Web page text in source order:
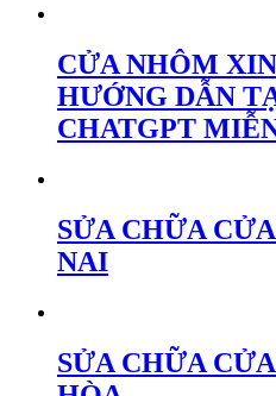
CỬA NHÔM
HƯỚNG DẪN
CHATGPT
SỬA CHỮA
NAI
SỬA CHỮA